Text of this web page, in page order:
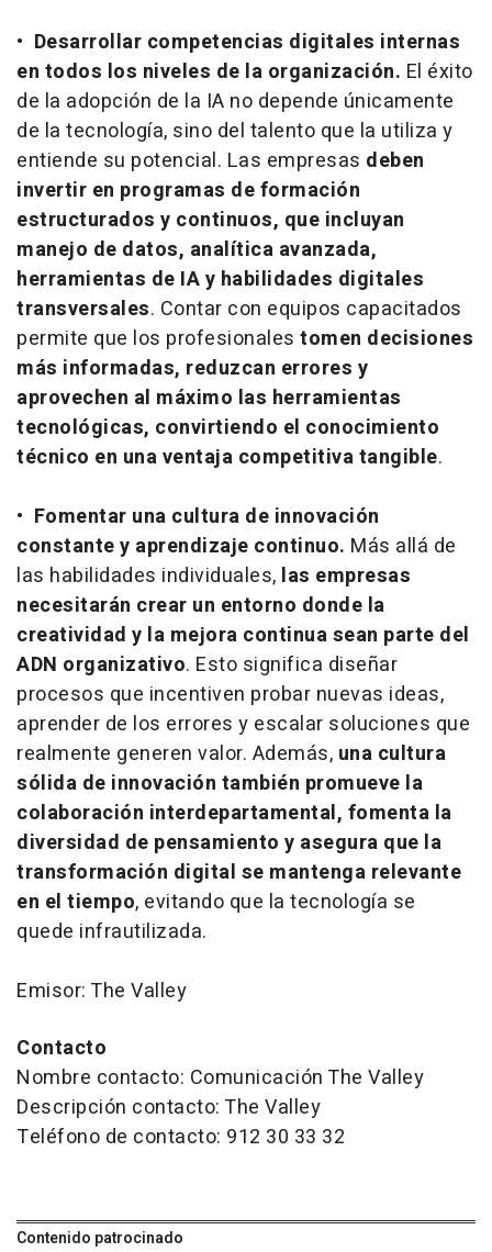
• Desarrollar competencias digitales internas
en todos los niveles de la organización. El éxito
de la adopción de la IA no depende únicamente
de la tecnología, sino del talento que la utiliza y
entiende su potencial. Las empresas deben
invertir en programas de formación
estructurados y continuos, que incluyan
manejo de datos, analítica avanzada,
herramientas de IA y habilidades digitales
transversales. Contar con equipos capacitados
permite que los profesionales tomen decisiones
más informadas, reduzcan errores y
aprovechen al máximo las herramientas
tecnológicas, convirtiendo el conocimiento
técnico en una ventaja competitiva tangible.
• Fomentar una cultura de innovación
constante y aprendizaje continuo. Más allá de
las habilidades individuales, las empresas
necesitarán crear un entorno donde la
creatividad y la mejora continua sean parte del
ADN organizativo. Esto significa diseñar
procesos que incentiven probar nuevas ideas,
aprender de los errores y escalar soluciones que
realmente generen valor. Además, una cultura
sólida de innovación también promueve la
colaboración interdepartamental, fomenta la
diversidad de pensamiento y asegura que la
transformación digital se mantenga relevante
en el tiempo, evitando que la tecnología se
quede infrautilizada.
Emisor: The Valley
Contacto
Nombre contacto: Comunicación The Valley
Descripción contacto: The Valley
Teléfono de contacto: 912 30 33 32
Contenido patrocinado